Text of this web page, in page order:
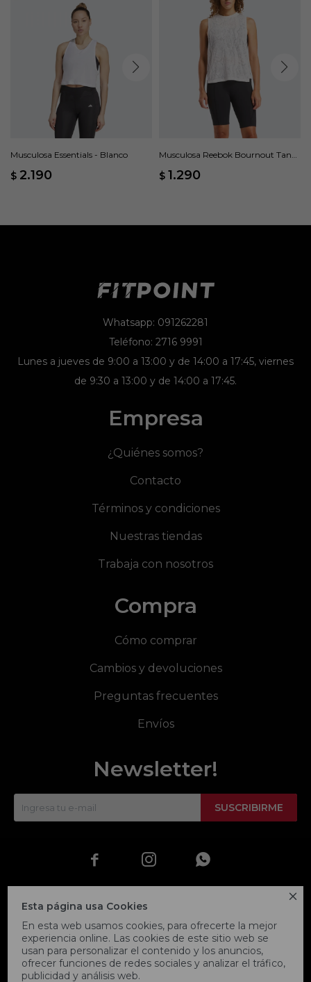

Esta página usa Cookies
En esta web usamos cookies, para ofrecerte la mejor
experiencia online. Las cookies de este sitio web se
usan para personalizar el contenido y los anuncios,
ofrecer funciones de redes sociales y analizar el tráfico,
publicidad y análisis web.
Musculosa Essentials - Blanco
$ 2.190
Musculosa Reebok Bournout Tank
$ 1.290
Whatsapp: 091262281
Teléfono: 2716 9991
Lunes a jueves de 9:00 a 13:00 y de 14:00 a 17:45, viernes
de 9:30 a 13:00 y de 14:00 a 17:45.
Empresa
¿Quiénes somos?
Contacto
Términos y condiciones
Nuestras tiendas
Trabaja con nosotros
Compra
Cómo comprar
Cambios y devoluciones
Preguntas frecuentes
Envíos
Newsletter!
SUSCRIBIRME
  